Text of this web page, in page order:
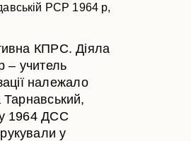
РСР 1964 р,
КПРС. Діяла
– учитель
належало
1964 ДСС
у